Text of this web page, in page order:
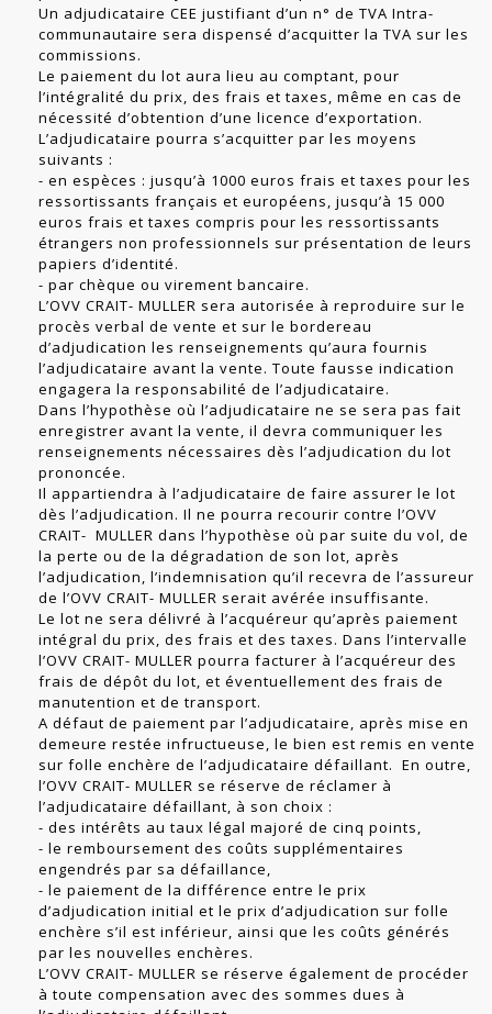
Un adjudicataire CEE justifiant d’un n° de TVA Intra-
communautaire sera dispensé d’acquitter la TVA sur les
commissions.
Le paiement du lot aura lieu au comptant, pour
l’intégralité du prix, des frais et taxes, même en cas de
nécessité d’obtention d’une licence d’exportation.
L’adjudicataire pourra s’acquitter par les moyens
suivants :
- en espèces : jusqu’à 1000 euros frais et taxes pour les
ressortissants français et européens, jusqu’à 15 000
euros frais et taxes compris pour les ressortissants
étrangers non professionnels sur présentation de leurs
papiers d’identité.
- par chèque ou virement bancaire.
L’OVV CRAIT- MULLER sera autorisée à reproduire sur le
procès verbal de vente et sur le bordereau
d’adjudication les renseignements qu’aura fournis
l’adjudicataire avant la vente. Toute fausse indication
engagera la responsabilité de l’adjudicataire.
Dans l’hypothèse où l’adjudicataire ne se sera pas fait
enregistrer avant la vente, il devra communiquer les
renseignements nécessaires dès l’adjudication du lot
prononcée.
Il appartiendra à l’adjudicataire de faire assurer le lot
dès l’adjudication. Il ne pourra recourir contre l’OVV
CRAIT- MULLER dans l’hypothèse où par suite du vol, de
la perte ou de la dégradation de son lot, après
l’adjudication, l’indemnisation qu’il recevra de l’assureur
de l’OVV CRAIT- MULLER serait avérée insuffisante.
Le lot ne sera délivré à l’acquéreur qu’après paiement
intégral du prix, des frais et des taxes. Dans l’intervalle
l’OVV CRAIT- MULLER pourra facturer à l’acquéreur des
frais de dépôt du lot, et éventuellement des frais de
manutention et de transport.
A défaut de paiement par l’adjudicataire, après mise en
demeure restée infructueuse, le bien est remis en vente
sur folle enchère de l’adjudicataire défaillant. En outre,
l’OVV CRAIT- MULLER se réserve de réclamer à
l’adjudicataire défaillant, à son choix :
- des intérêts au taux légal majoré de cinq points,
- le remboursement des coûts supplémentaires
engendrés par sa défaillance,
- le paiement de la différence entre le prix
d’adjudication initial et le prix d’adjudication sur folle
enchère s’il est inférieur, ainsi que les coûts générés
par les nouvelles enchères.
L’OVV CRAIT- MULLER se réserve également de procéder
à toute compensation avec des sommes dues à